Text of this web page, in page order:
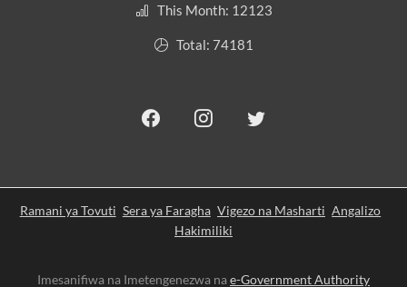
This Month: 12123
Total: 74181
Ramani ya Tovuti Sera ya Faragha Vigezo na Masharti Angalizo
Hakimiliki
Imesanifiwa na Imetengenezwa nae-Government Authority